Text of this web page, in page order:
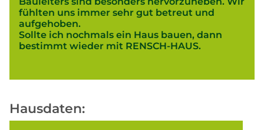
fühlten uns immer sehr gut betreut und
aufgehoben.
Sollte ich nochmals ein Haus bauen, dann
bestimmt wieder mit RENSCH-HAUS.
Hausdaten: